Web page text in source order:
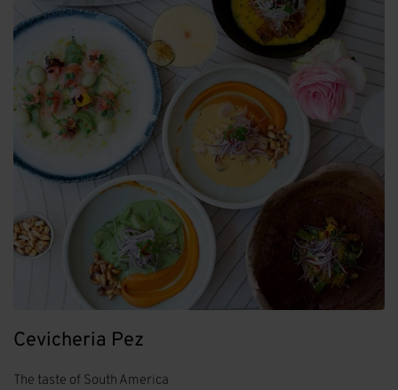
Cevicheria Pez
The taste of South America